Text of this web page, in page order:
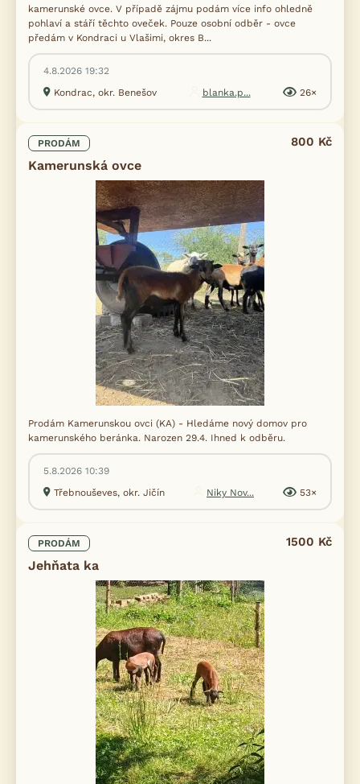
kamerunské ovce. V případě zájmu podám více info ohledně
pohlaví a stáří těchto oveček. Pouze osobní odběr - ovce
předám v Kondraci u Vlašimi, okres B...
4.8.2026 19:32
Kondrac, okr. Benešov
blanka.p... 26×
PRODÁM
Kamerunská ovce
800 Kč
Prodám Kamerunskou ovci (KA) - Hledáme nový domov pro
kamerunského beránka. Narozen 29.4. Ihned k odběru.
5.8.2026 10:39
Třebnouševes, okr. Jičín
Niky Nov... 53×
PRODÁM
Jehňata ka
1500 Kč